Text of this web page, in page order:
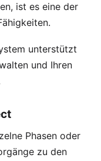
ist es eine der
unterstützt
und Ihren
Phasen oder
zu den